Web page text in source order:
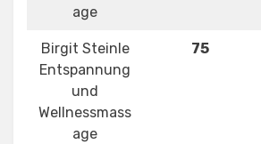
age
Birgit Steinle
Entspannung
und
Wellnessmass
age
75